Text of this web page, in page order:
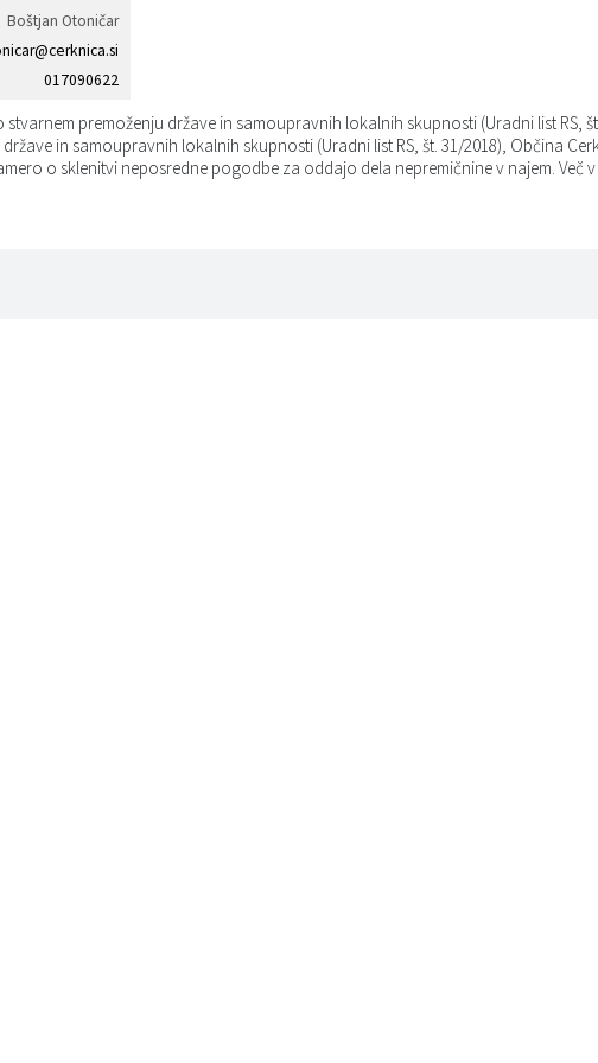
Boštjan Otoničar
017090622
premoženju države in samoupravnih lokalnih skupnosti (Uradni list RS,
in samoupravnih lokalnih skupnosti (Uradni list RS, št. 31/2018), Občina
o sklenitvi neposredne pogodbe za oddajo dela nepremičnine v najem. Več